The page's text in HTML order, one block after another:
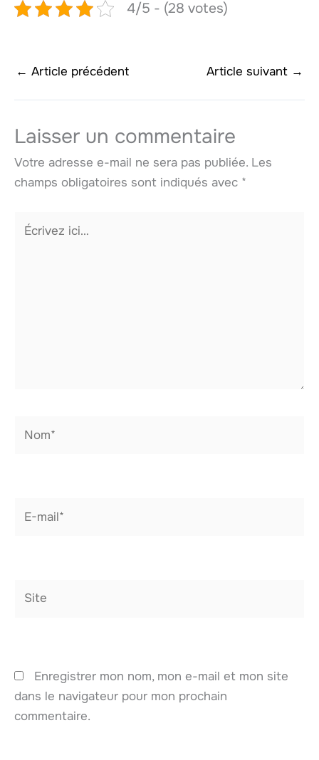
4/5 - (28 votes)
← Article précédent Article suivant →
Laisser un commentaire
Votre adresse e-mail ne sera pas publiée. Les
champs obligatoires sont indiqués avec *
Écrivez
mail*
Enregistrer mon nom, mon e-mail et mon site
dans le navigateur pour mon prochain
commentaire.